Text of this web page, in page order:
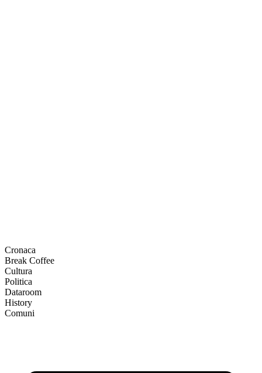
Cronaca
Break Coffee
Cultura
Politica
Dataroom
History
Comuni